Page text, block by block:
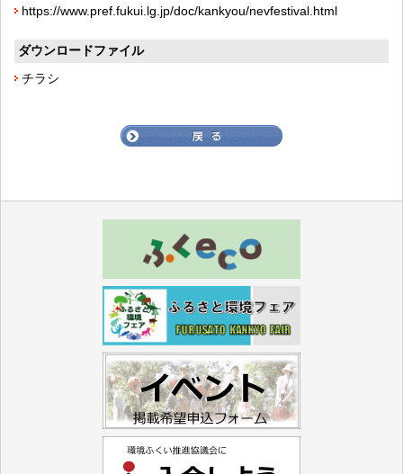
https://www.pref.fukui.lg.jp/doc/kankyou/nevfestival.html
ダウンロードファイル
チラシ